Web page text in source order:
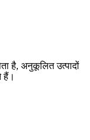
है, अनुकूलित उत्पादों
हैं।